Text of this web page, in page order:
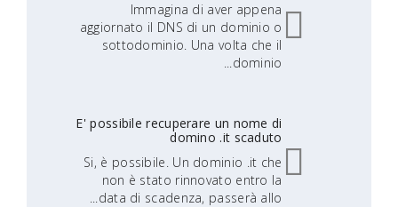
Immagina di aver appena
aggiornato il DNS di un dominio o
sottodominio. Una volta che il
dominio...
E' possibile recuperare un nome di
domino .it scaduto
Si, è possibile. Un dominio .it che
non è stato rinnovato entro la
data di scadenza, passerà allo...